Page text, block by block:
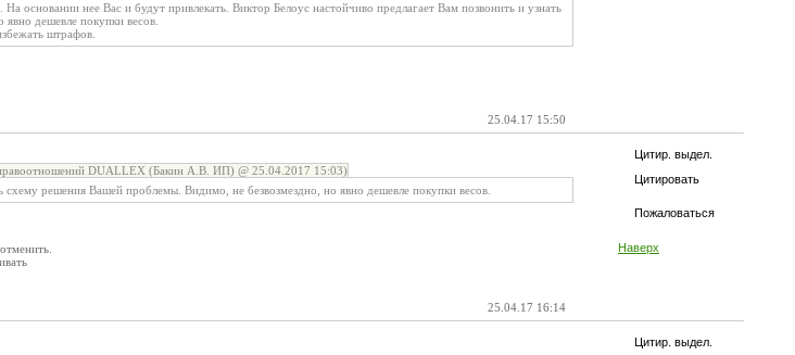
основании нее Вас и будут привлекать. Виктор Белоус настойчиво предлагает Вам позвонить и узнать
дешевле покупки весов.
штрафов.
25.04.17 15:50
Цитир. выдел.
Цитировать
Пожаловаться
Наверх
DUALLEX (Бакин А.В. ИП) @ 25.04.2017 15:03)
схему решения Вашей проблемы. Видимо, не безвозмездно, но явно дешевле покупки весов.
25.04.17 16:14
Цитир. выдел.